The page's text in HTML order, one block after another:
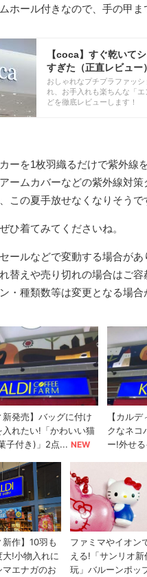
ホール付きなので、手の甲
【coca】すぐ乾いて
すぎた（正直レビュー）
おしゃれなプチプラファッ
れ、お手入れも楽ちんな「
どを徹底レビューします！
ーを1枚羽織るだけで紫外線
ームカバーなどの紫外線対
この夏手放せなくなりそうで
ひ着てみてくださいね。
ールなどで変動する場合があ
替えや売り切れの場合はご容
・種類数等は変更となる場合